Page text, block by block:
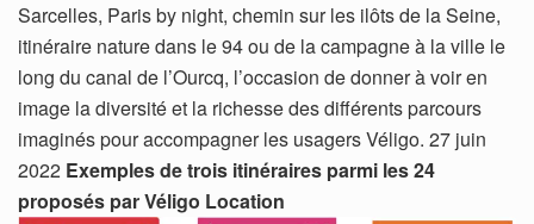
Sarcelles, Paris by night, chemin sur les ilôts de la Seine,
itinéraire nature dans le 94 ou de la campagne à la ville le
long du canal de l’Ourcq, l’occasion de donner à voir en
image la diversité et la richesse des différents parcours
imaginés pour accompagner les usagers Véligo. 27 juin
2022 Exemples de trois itinéraires parmi les 24
proposés par Véligo Location